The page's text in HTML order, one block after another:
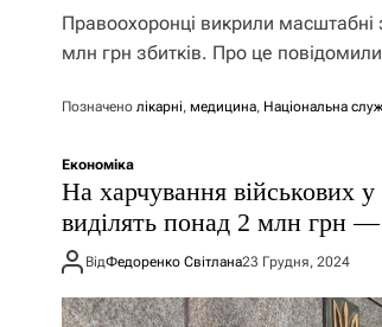
Правоохоронці викрили
млн грн збитків. Про це
Позначено лікарні, медицина, Національна
Економіка
На харчування військових у
виділять понад 2 млн грн
ВідФедоренко Світлана23 Грудня, 2024